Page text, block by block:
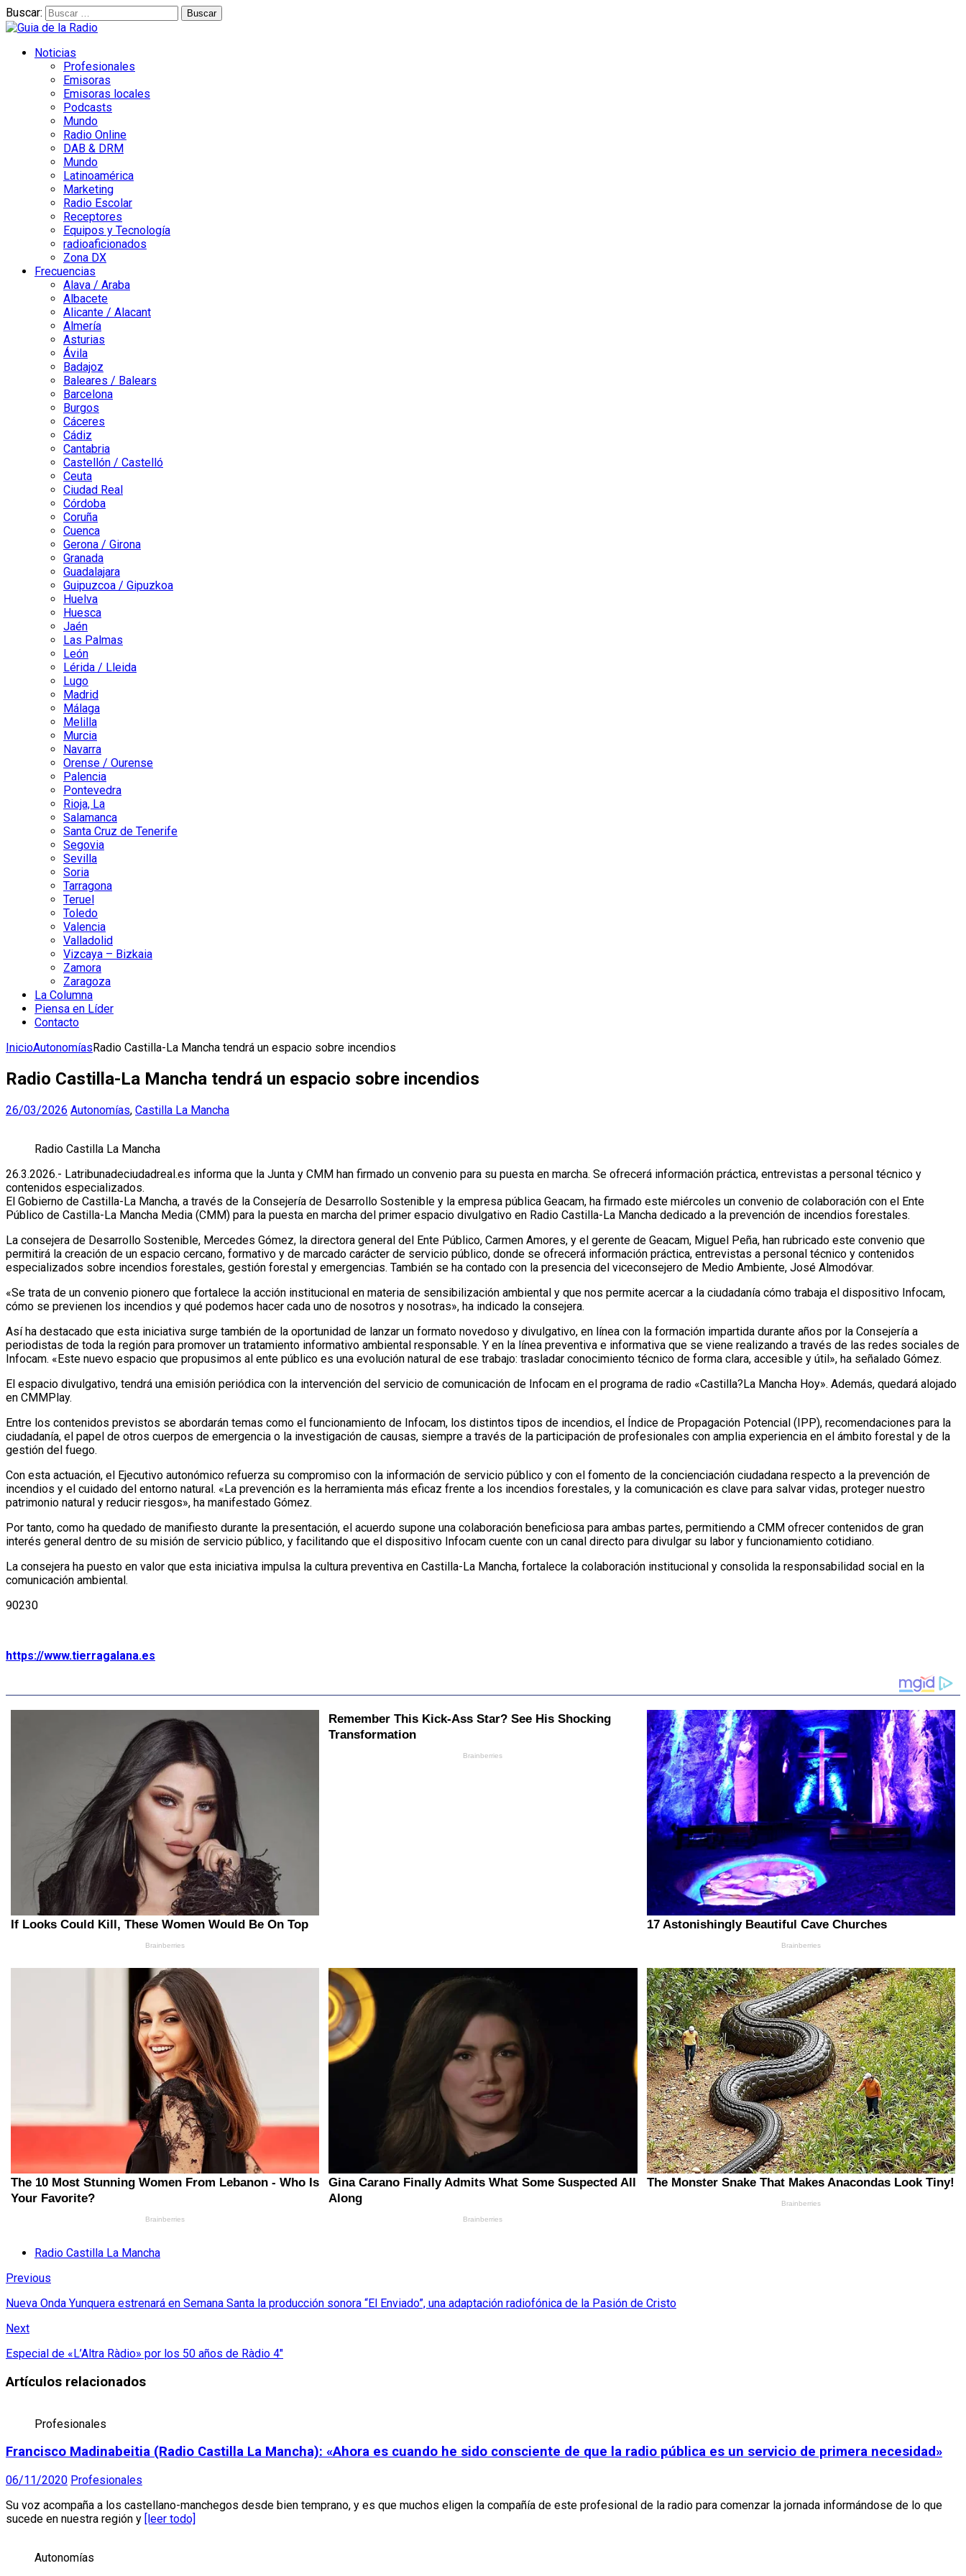
Buscar:
Noticias
Profesionales
Emisoras
Emisoras locales
Podcasts
Mundo
Radio Online
DAB & DRM
Mundo
Latinoamérica
Marketing
Radio Escolar
Receptores
Equipos y Tecnología
radioaficionados
Zona DX
Frecuencias
Alava / Araba
Albacete
Alicante / Alacant
Almería
Asturias
Ávila
Badajoz
Baleares / Balears
Barcelona
Burgos
Cáceres
Cádiz
Cantabria
Castellón / Castelló
Ceuta
Ciudad Real
Córdoba
Coruña
Cuenca
Gerona / Girona
Granada
Guadalajara
Guipuzcoa / Gipuzkoa
Huelva
Huesca
Jaén
Las Palmas
León
Lérida / Lleida
Lugo
Madrid
Málaga
Melilla
Murcia
Navarra
Orense / Ourense
Palencia
Pontevedra
Rioja, La
Salamanca
Santa Cruz de Tenerife
Segovia
Sevilla
Soria
Tarragona
Teruel
Toledo
Valencia
Valladolid
Vizcaya – Bizkaia
Zamora
Zaragoza
La Columna
Piensa en Líder
Contacto
InicioAutonomíasRadio Castilla-La Mancha tendrá un espacio sobre incendios
Radio Castilla-La Mancha tendrá un espacio sobre incendios
26/03/2026 Autonomías, Castilla La Mancha
Radio Castilla La Mancha
26.3.2026.- Latribunadeciudadreal.es informa que la Junta y CMM han firmado un convenio para su puesta en marcha. Se ofrecerá información práctica, entrevistas a personal técnico y
contenidos especializados.
El Gobierno de Castilla-La Mancha, a través de la Consejería de Desarrollo Sostenible y la empresa pública Geacam, ha firmado este miércoles un convenio de colaboración con el Ente
Público de Castilla-La Mancha Media (CMM) para la puesta en marcha del primer espacio divulgativo en Radio Castilla-La Mancha dedicado a la prevención de incendios forestales.
La consejera de Desarrollo Sostenible, Mercedes Gómez, la directora general del Ente Público, Carmen Amores, y el gerente de Geacam, Miguel Peña, han rubricado este convenio que
permitirá la creación de un espacio cercano, formativo y de marcado carácter de servicio público, donde se ofrecerá información práctica, entrevistas a personal técnico y contenidos
especializados sobre incendios forestales, gestión forestal y emergencias. También se ha contado con la presencia del viceconsejero de Medio Ambiente, José Almodóvar.
«Se trata de un convenio pionero que fortalece la acción institucional en materia de sensibilización ambiental y que nos permite acercar a la ciudadanía cómo trabaja el dispositivo Infocam,
cómo se previenen los incendios y qué podemos hacer cada uno de nosotros y nosotras», ha indicado la consejera.
Así ha destacado que esta iniciativa surge también de la oportunidad de lanzar un formato novedoso y divulgativo, en línea con la formación impartida durante años por la Consejería a
periodistas de toda la región para promover un tratamiento informativo ambiental responsable. Y en la línea preventiva e informativa que se viene realizando a través de las redes sociales de
Infocam. «Este nuevo espacio que propusimos al ente público es una evolución natural de ese trabajo: trasladar conocimiento técnico de forma clara, accesible y útil», ha señalado Gómez.
El espacio divulgativo, tendrá una emisión periódica con la intervención del servicio de comunicación de Infocam en el programa de radio «Castilla?La Mancha Hoy». Además, quedará alojado
en CMMPlay.
Entre los contenidos previstos se abordarán temas como el funcionamiento de Infocam, los distintos tipos de incendios, el Índice de Propagación Potencial (IPP), recomendaciones para la
ciudadanía, el papel de otros cuerpos de emergencia o la investigación de causas, siempre a través de la participación de profesionales con amplia experiencia en el ámbito forestal y de la
gestión del fuego.
Con esta actuación, el Ejecutivo autonómico refuerza su compromiso con la información de servicio público y con el fomento de la concienciación ciudadana respecto a la prevención de
incendios y el cuidado del entorno natural. «La prevención es la herramienta más eficaz frente a los incendios forestales, y la comunicación es clave para salvar vidas, proteger nuestro
patrimonio natural y reducir riesgos», ha manifestado Gómez.
Por tanto, como ha quedado de manifiesto durante la presentación, el acuerdo supone una colaboración beneficiosa para ambas partes, permitiendo a CMM ofrecer contenidos de gran
interés general dentro de su misión de servicio público, y facilitando que el dispositivo Infocam cuente con un canal directo para divulgar su labor y funcionamiento cotidiano.
La consejera ha puesto en valor que esta iniciativa impulsa la cultura preventiva en Castilla-La Mancha, fortalece la colaboración institucional y consolida la responsabilidad social en la
comunicación ambiental.
90230
https://www.tierragalana.es
Radio Castilla La Mancha
Previous
Nueva Onda Yunquera estrenará en Semana Santa la producción sonora “El Enviado”, una adaptación radiofónica de la Pasión de Cristo
Next
Especial de «L’Altra Ràdio» por los 50 años de Ràdio 4″
Artículos relacionados
Profesionales
Francisco Madinabeitia (Radio Castilla La Mancha): «Ahora es cuando he sido consciente de que la radio pública es un servicio de primera necesidad»
06/11/2020 Profesionales
Su voz acompaña a los castellano-manchegos desde bien temprano, y es que muchos eligen la compañía de este profesional de la radio para comenzar la jornada informándose de lo que
sucede en nuestra región y
[leer todo]
Autonomías